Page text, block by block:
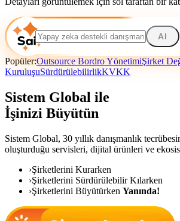
AI
Popüler:Outsource Bordro YönetimiŞirket
KuruluşuSürdürülebilirlikKVKK
Sistem Global ile
İşinizi Büyütün
Sistem Global, 30 yıllık danışmanlık
oluşturduğu servisleri, dijital ürünleri ve
›Şirketlerini Kurarken
›Şirketlerini Sürdürülebilir Kılarken
›Şirketlerini Büyütürken Yanında!